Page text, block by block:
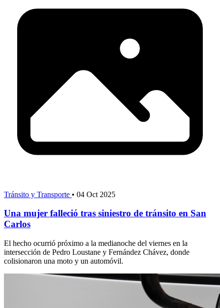
Tránsito y Transporte • 04 Oct 2025
Una mujer falleció tras siniestro de tránsito en San
Carlos
El hecho ocurrió próximo a la medianoche del viernes en la
intersección de Pedro Loustane y Fernández Chávez, donde
colisionaron una moto y un automóvil.